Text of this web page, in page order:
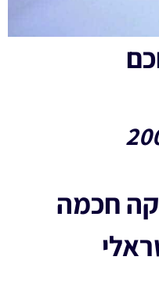
חכמה